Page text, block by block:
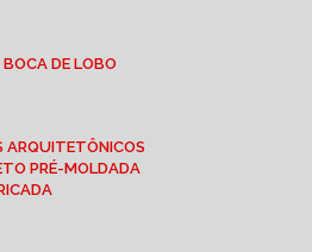
BOCA DE LOBO
ARQUITETÔNICOS
PRÉ-MOLDADA